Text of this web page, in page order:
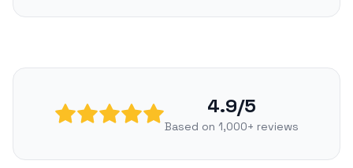
4.9/5
Based on 1,000+ reviews